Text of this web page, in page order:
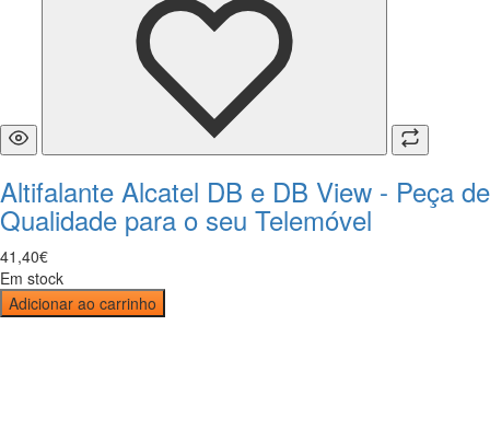
Altifalante Alcatel DB e DB View - Peça de
Qualidade para o seu Telemóvel
41 ,40€
Em stock
Adicionar ao carrinho